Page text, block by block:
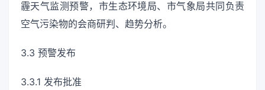
霾天气监测预警，市生态环境局、市气象局共同负责
空气污染物的会商研判、趋势分析。
3.3 预警发布
3.3.1 发布批准